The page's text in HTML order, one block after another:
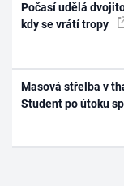
Počasí udělá
kdy se vrátí tropy
Masová střelba v
Student po útoku